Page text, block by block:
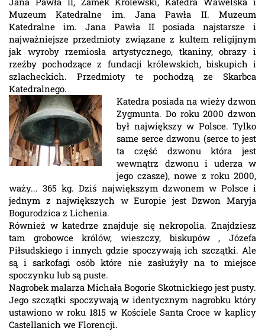
Muzeum Katedralne im. Jana Pawła II. Muzeum
Katedralne im. Jana Pawła II posiada najstarsze i
najważniejsze przedmioty związane z kultem religijnym
jak wyroby rzemiosła artystycznego, tkaniny, obrazy i
rzeźby pochodzące z fundacji królewskich, biskupich i
szlacheckich. Przedmioty te pochodzą ze Skarbca
Katedralnego.
Katedra posiada na wieży dzwon
Zygmunta. Do roku 2000 dzwon
był największy w Polsce. Tylko
same serce dzwonu (serce to jest
ta część dzwonu która jest
wewnątrz dzwonu i uderza w
jego czasze), nowe z roku 2000,
waży... 365 kg. Dziś największym dzwonem w Polsce i
jednym z największych w Europie jest Dzwon Maryja
Bogurodzica z Lichenia.
Również w katedrze znajduje się nekropolia. Znajdziesz
tam grobowce królów, wieszczy, biskupów , Józefa
Piłsudskiego i innych gdzie spoczywają ich szczątki. Ale
są i sarkofagi osób które nie zasłużyły na to miejsce
spoczynku lub są puste.
Nagrobek malarza Michała Bogorie Skotnickiego jest pusty.
Jego szczątki spoczywają w identycznym nagrobku który
ustawiono w roku 1815 w Kościele Santa Croce w kaplicy
Castellanich we Florencji.